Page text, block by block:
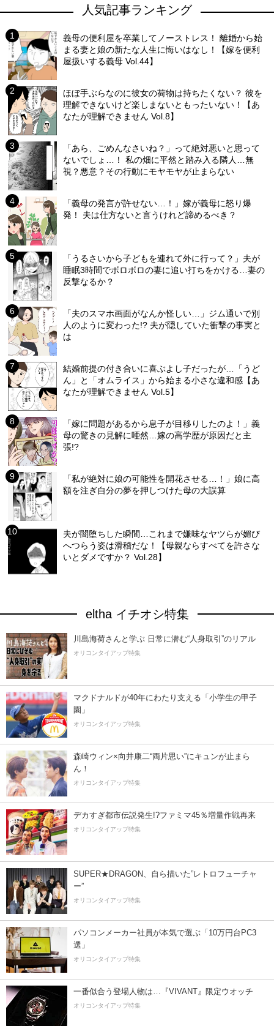
人気記事ランキング
義母の便利屋を卒業してノーストレス！ 離婚から始
まる妻と娘の新たな人生に悔いはなし！【嫁を便利
屋扱いする義母 Vol.44】
ほぼ手ぶらなのに彼女の荷物は持ちたくない？ 彼を
理解できないけど楽しまないともったいない！【あ
なたが理解できません Vol.8】
「あら、ごめんなさいね？」って絶対悪いと思って
ないでしょ…！ 私の畑に平然と踏み入る隣人…無
視？悪意？その行動にモヤモヤが止まらない
「義母の発言が許せない…！」嫁が義母に怒り爆
発！ 夫は仕方ないと言うけれど諦めるべき？
「うるさいから子どもを連れて外に行って？」夫が
睡眠3時間でボロボロの妻に追い打ちをかける…妻の
反撃なるか？
「夫のスマホ画面がなんか怪しい…」ジム通いで別
人のように変わった!? 夫が隠していた衝撃の事実と
は
結婚前提の付き合いに喜ぶよし子だったが…「うど
ん」と「オムライス」から始まる小さな違和感【あ
なたが理解できません Vol.5】
「嫁に問題があるから息子が目移りしたのよ！」義
母の驚きの見解に唖然…嫁の高学歴が原因だと主
張!?
「私が絶対に娘の可能性を開花させる…！」娘に高
額を注ぎ自分の夢を押しつけた母の大誤算
夫が闇堕ちした瞬間…これまで嫌味なヤツらが媚び
へつらう姿は滑稽だな！【母親ならすべてを許さな
いとダメですか？ Vol.28】
eltha イチオシ特集
川島海荷さんと学ぶ 日常に潜む“人身取引”のリアル
オリコンタイアップ特集
マクドナルドが40年にわたり支える「小学生の甲子
園」
オリコンタイアップ特集
森崎ウィン×向井康二“両片思い”にキュンが止まら
ん！
オリコンタイアップ特集
デカすぎ都市伝説発生!?ファミマ45％増量作戦再来
オリコンタイアップ特集
SUPER★DRAGON、自ら描いた”レトロフューチャ
ー”
オリコンタイアップ特集
パソコンメーカー社員が本気で選ぶ「10万円台PC3
選」
オリコンタイアップ特集
一番似合う登場人物は…『VIVANT』限定ウオッチ
オリコンタイアップ特集